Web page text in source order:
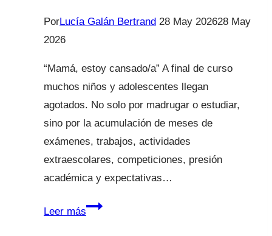
PorLucía Galán Bertrand 28 May 202628 May
2026
“Mamá, estoy cansado/a” A final de curso
muchos niños y adolescentes llegan
agotados. No solo por madrugar o estudiar,
sino por la acumulación de meses de
exámenes, trabajos, actividades
extraescolares, competiciones, presión
académica y expectativas…
Leer másFatiga